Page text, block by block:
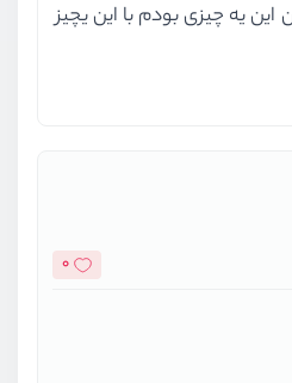
یه چیزی بودم با این یچیز
0